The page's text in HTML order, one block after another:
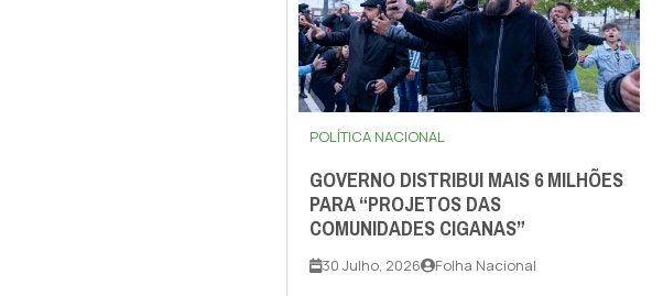
POLÍTICA NACIONAL
GOVERNO DISTRIBUI MAIS 6 MILHÕES
PARA “PROJETOS DAS
COMUNIDADES CIGANAS”
30 Julho, 2026 Folha Nacional